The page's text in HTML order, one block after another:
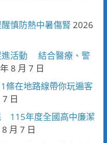
慎防熱中暑傷腎 2026
進活動 結合醫療、警
8 月 7 日
在地路線帶你玩遍客
日
115年度全國高中廉潔
月 7 日